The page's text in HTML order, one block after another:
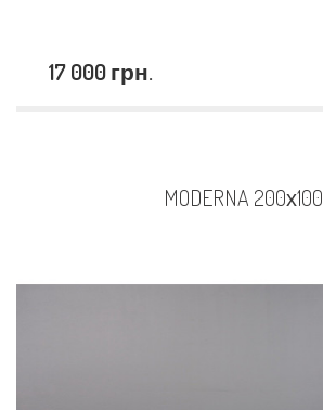
17 000 грн.
MODERNA 200х100